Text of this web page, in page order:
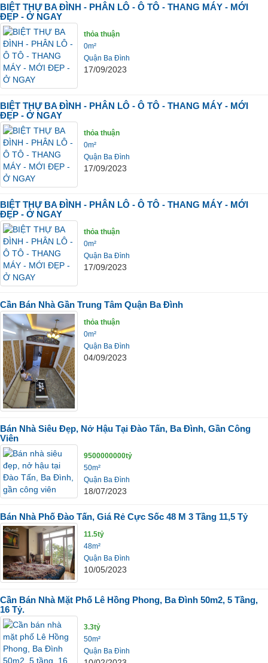
BIỆT THỰ BA ĐÌNH - PHÂN LÔ - Ô TÔ - THANG MÁY - MỚI
ĐẸP - Ở NGAY
thỏa thuận
0m²
Quận Ba Đình
17/09/2023
BIỆT THỰ BA ĐÌNH - PHÂN LÔ - Ô TÔ - THANG MÁY - MỚI
ĐẸP - Ở NGAY
thỏa thuận
0m²
Quận Ba Đình
17/09/2023
BIỆT THỰ BA ĐÌNH - PHÂN LÔ - Ô TÔ - THANG MÁY - MỚI
ĐẸP - Ở NGAY
thỏa thuận
0m²
Quận Ba Đình
17/09/2023
Cần Bán Nhà Gần Trung Tâm Quận Ba Đình
thỏa thuận
0m²
Quận Ba Đình
04/09/2023
Bán Nhà Siêu Đẹp, Nở Hậu Tại Đào Tấn, Ba Đình, Gần Công
Viên
9500000000tỷ
50m²
Quận Ba Đình
18/07/2023
Bán Nhà Phố Đào Tấn, Giá Rẻ Cực Sốc 48 M 3 Tầng 11,5 Tỷ
11.5tỷ
48m²
Quận Ba Đình
10/05/2023
Cần Bán Nhà Mặt Phố Lê Hồng Phong, Ba Đình 50m2, 5 Tầng,
16 Tỷ.
3.3tỷ
50m²
Quận Ba Đình